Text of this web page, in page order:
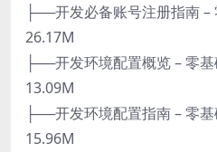
├──开发必备账号注册指南
26.17M
├──开发环境配置概览 – 零
13.09M
├──开发环境配置指南 – 零
15.96M